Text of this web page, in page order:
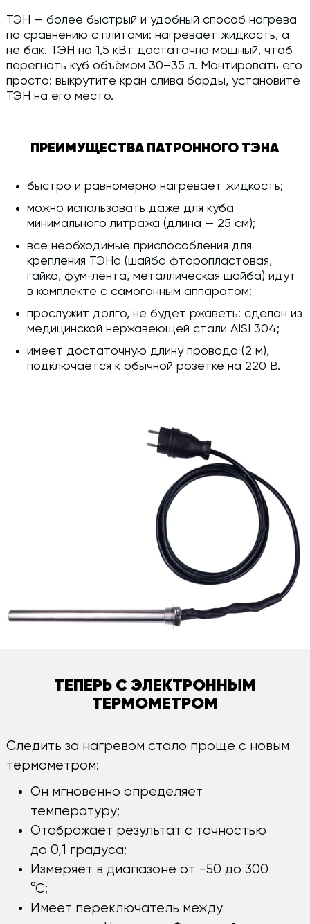
ТЭН — более быстрый и удобный способ нагрева
по сравнению с плитами: нагревает жидкость, а
не бак. ТЭН на 1,5 кВт достаточно мощный, чтоб
перегнать куб объёмом 30–35 л. Монтировать его
просто: выкрутите кран слива барды, установите
ТЭН на его место.
ПРЕИМУЩЕСТВА ПАТРОННОГО ТЭНА
быстро и равномерно нагревает жидкость;
можно использовать даже для куба
минимального литража (длина — 25 см);
все необходимые приспособления для
крепления ТЭНа (шайба фторопластовая,
гайка, фум-лента, металлическая шайба) идут
в комплекте с самогонным аппаратом;
прослужит долго, не будет ржаветь: сделан из
медицинской нержавеющей стали AISI 304;
имеет достаточную длину провода (2 м),
подключается к обычной розетке на 220 В.
ТЕПЕРЬ С ЭЛЕКТРОННЫМ
ТЕРМОМЕТРОМ
Следить за нагревом стало проще с новым
термометром:
Он мгновенно определяет
температуру;
Отображает результат с точностью
до 0,1 градуса;
Измеряет в диапазоне от -50 до 300
°С;
Имеет переключатель между